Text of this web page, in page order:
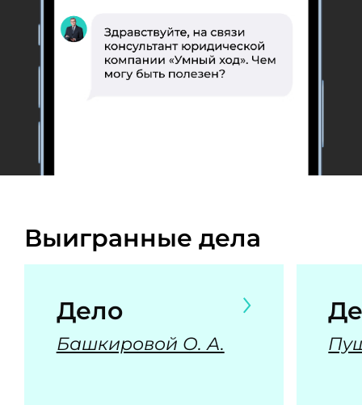
Выигранные дела
Дело
Башкировой О. А.